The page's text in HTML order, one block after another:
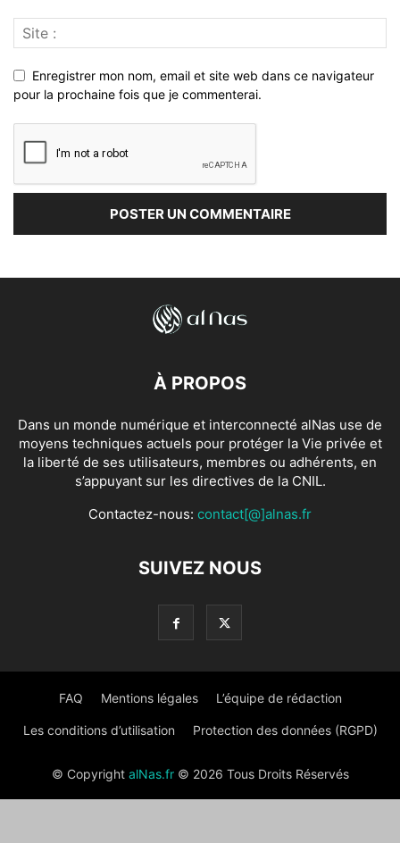
Enregistrer mon nom, email et site web dans ce navigateur
pour la prochaine fois que je commenterai.
À PROPOS
Dans un monde numérique et interconnecté alNas use de
moyens techniques actuels pour protéger la Vie privée et
la liberté de ses utilisateurs, membres ou adhérents, en
s’appuyant sur les directives de la CNIL.
Contactez-nous: contact[@]alnas.fr
SUIVEZ NOUS
FAQ Mentions légales L’équipe de rédaction
Les conditions d’utilisation Protection des données (RGPD)
© Copyright alNas.fr© 2026 Tous Droits Réservés